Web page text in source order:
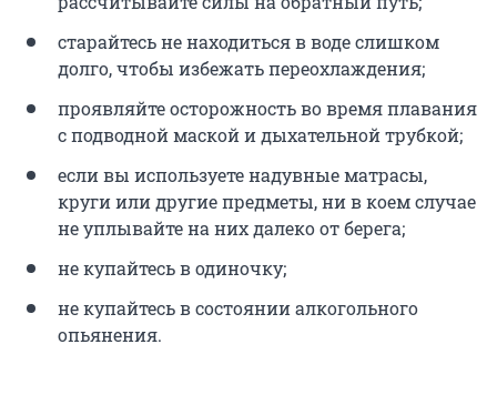
старайтесь не находиться в воде слишком
долго, чтобы избежать переохлаждения;
проявляйте осторожность во время плавания
с подводной маской и дыхательной трубкой;
если вы используете надувные матрасы,
круги или другие предметы, ни в коем случае
не уплывайте на них далеко от берега;
не купайтесь в одиночку;
не купайтесь в состоянии алкогольного
опьянения.